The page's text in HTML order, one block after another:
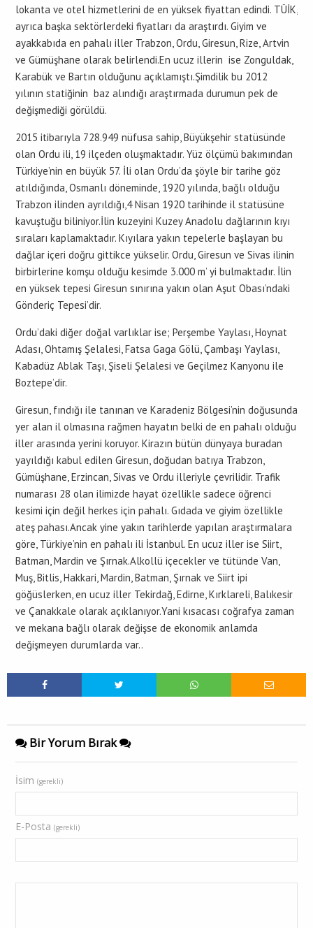
lokanta ve otel hizmetlerini de en yüksek fiyattan edindi. TÜİK,
ayrıca başka sektörlerdeki fiyatları da araştırdı. Giyim ve
ayakkabıda en pahalı iller Trabzon, Ordu, Giresun, Rize, Artvin
ve Gümüşhane olarak belirlendi.En ucuz illerin ise Zonguldak,
Karabük ve Bartın olduğunu açıklamıştı.Şimdilik bu 2012
yılının statiğinin baz alındığı araştırmada durumun pek de
değişmediği görüldü.
2015 itibarıyla 728.949 nüfusa sahip, Büyükşehir statüsünde
olan Ordu ili, 19 ilçeden oluşmaktadır. Yüz ölçümü bakımından
Türkiye’nin en büyük 57. İli olan Ordu’da şöyle bir tarihe göz
atıldığında, Osmanlı döneminde, 1920 yılında, bağlı olduğu
Trabzon ilinden ayrıldığı,4 Nisan 1920 tarihinde il statüsüne
kavuştuğu biliniyor.İlin kuzeyini Kuzey Anadolu dağlarının kıyı
sıraları kaplamaktadır. Kıyılara yakın tepelerle başlayan bu
dağlar içeri doğru gittikce yükselir. Ordu, Giresun ve Sivas ilinin
birbirlerine komşu olduğu kesimde 3.000 m’ yi bulmaktadır. İlin
en yüksek tepesi Giresun sınırına yakın olan Aşut Obası’ndaki
Gönderiç Tepesi’dir.
Ordu’daki diğer doğal varlıklar ise; Perşembe Yaylası, Hoynat
Adası, Ohtamış Şelalesi, Fatsa Gaga Gölü, Çambaşı Yaylası,
Kabadüz Ablak Taşı, Şiseli Şelalesi ve Geçilmez Kanyonu ile
Boztepe’dir.
Giresun, fındığı ile tanınan ve Karadeniz Bölgesi’nin doğusunda
yer alan il olmasına rağmen hayatın belki de en pahalı olduğu
iller arasında yerini koruyor. Kirazın bütün dünyaya buradan
yayıldığı kabul edilen Giresun, doğudan batıya Trabzon,
Gümüşhane, Erzincan, Sivas ve Ordu illeriyle çevrilidir. Trafik
numarası 28 olan ilimizde hayat özellikle sadece öğrenci
kesimi için değil herkes için pahalı. Gıdada ve giyim özellikle
ateş pahası.Ancak yine yakın tarihlerde yapılan araştırmalara
göre, Türkiye’nin en pahalı ili İstanbul. En ucuz iller ise Siirt,
Batman, Mardin ve Şırnak.Alkollü içecekler ve tütünde Van,
Muş, Bitlis, Hakkari, Mardin, Batman, Şırnak ve Siirt ipi
göğüslerken, en ucuz iller Tekirdağ, Edirne, Kırklareli, Balıkesir
ve Çanakkale olarak açıklanıyor.Yani kısacası coğrafya zaman
ve mekana bağlı olarak değişse de ekonomik anlamda
değişmeyen durumlarda var..
Bir Yorum Bırak
İsim (gerekli)
E-Posta (gerekli)